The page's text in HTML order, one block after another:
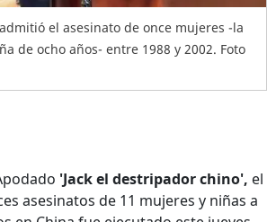
el asesinato de once mujeres -la
de ocho años- entre 1988 y 2002. Foto
'Jack el destripador chino', el
asesinatos de 11 mujeres y niñas a